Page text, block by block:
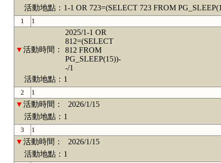
活動地點：1-1 OR 723=(SELECT 723 FROM
1 1
▼活動時間：
2025/1-1 OR
812=(SELECT
812 FROM
PG_SLEEP(15))-
-/1
活動地點：1
2 1
▼活動時間：
2026/1/15
活動地點：1
3 1
▼活動時間：
2026/1/15
活動地點：1